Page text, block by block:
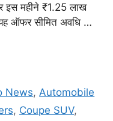
इस महीने ₹1.25 लाख
ऑफर सीमित अवधि …
News, Automobile
, Coupe SUV,